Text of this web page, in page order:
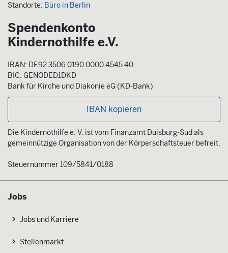
Standorte: Büro in Berlin
Spendenkonto
Kindernothilfe e.V.
IBAN: DE92 3506 0190 0000 4545 40
BIC: GENODED1DKD
Bank für Kirche und Diakonie eG (KD-Bank)
IBAN kopieren
Die Kindernothilfe e. V. ist vom Finanzamt Duisburg-Süd als
gemeinnützige Organisation von der Körperschaftsteuer befreit.
Steuernummer 109/5841/0188
Jobs
Jobs und Karriere
Stellenmarkt